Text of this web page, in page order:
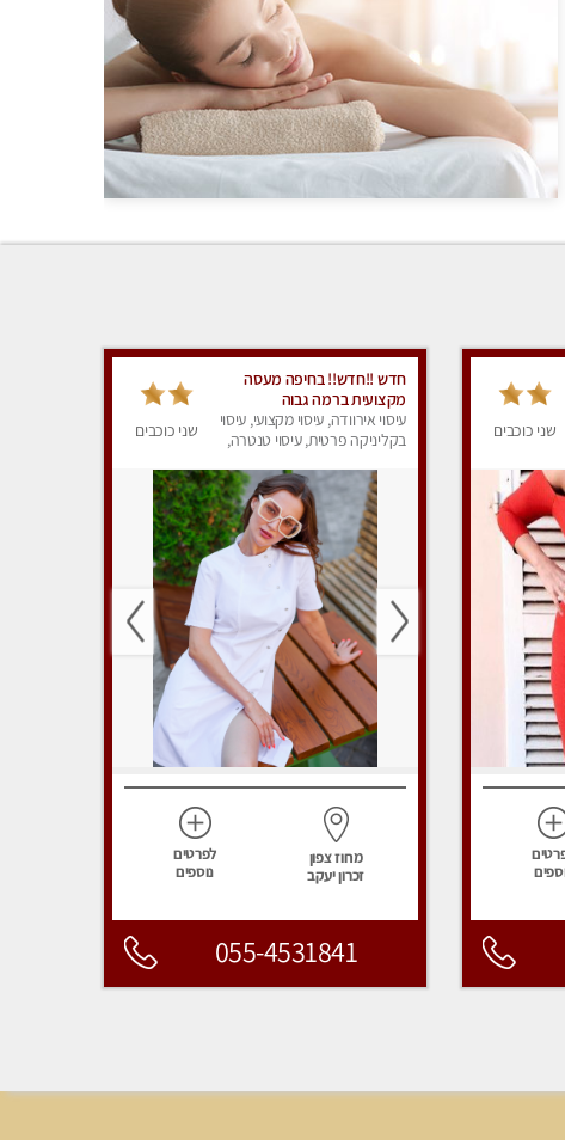
שני כוכבים
חדש !!חדש!! בחיפה מעסה
מקצועית ברמה גבוה
עיסוי אירוודה, עיסוי מקצועי, עיסוי
בקליניקה פרטית, עיסוי טנטרה,
עיסוי מפנק
שני כוכבים
מחוז צפון
זכרון יעקב
לפרטים
נוספים
055-4531841